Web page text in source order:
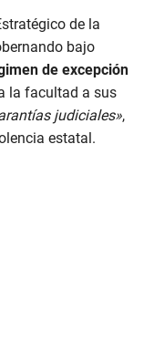
de la
bajo
de excepción
la facultad a sus
judiciales»,
estatal.